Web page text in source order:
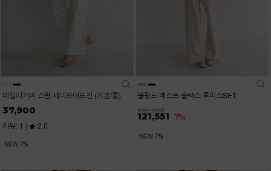
데일리커버 스판 세미와이드진 (기본/롱)
37,900
리뷰: 1 | 2.0
블랑드 베스트 슬랙스 투피스SET
130,700
121,551 7%